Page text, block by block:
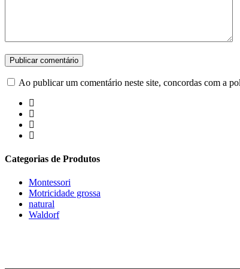
Ao publicar um comentário neste site, concordas com a
Categorias de Produtos
Montessori
Motricidade grossa
natural
Waldorf